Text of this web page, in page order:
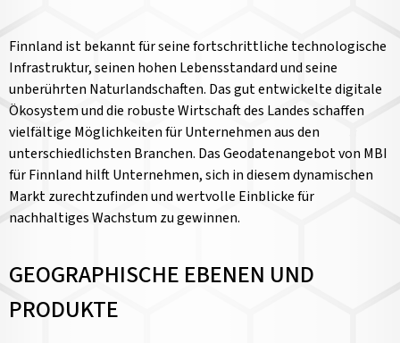
Finnland ist bekannt für seine fortschrittliche technologische
Infrastruktur, seinen hohen Lebensstandard und seine
unberührten Naturlandschaften. Das gut entwickelte digitale
Ökosystem und die robuste Wirtschaft des Landes schaffen
vielfältige Möglichkeiten für Unternehmen aus den
unterschiedlichsten Branchen. Das Geodatenangebot von MBI
für Finnland hilft Unternehmen, sich in diesem dynamischen
Markt zurechtzufinden und wertvolle Einblicke für
nachhaltiges Wachstum zu gewinnen.
GEOGRAPHISCHE EBENEN UND
PRODUKTE